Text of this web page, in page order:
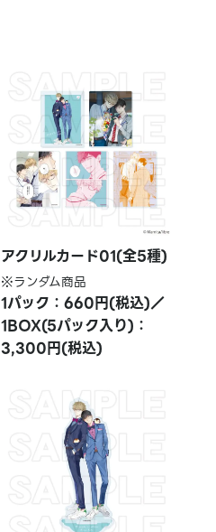
アクリルカード01(全5種)
※ランダム商品
1パック：660円(税込)／
1BOX(5パック入り)：
3,300円(税込)